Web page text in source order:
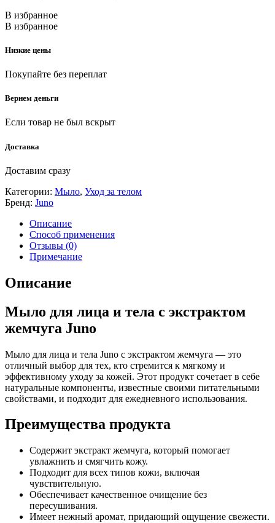
В избранное
В избранное
Низкие цены
Покупайте без переплат
Вернем деньги
Если товар не был вскрыт
Доставка
Доставим сразу
Категории: Мыло, Уход за телом
Бренд: Juno
Описание
Способ применения
Отзывы (0)
Примечание
Описание
Мыло для лица и тела с экстрактом
жемчуга Juno
Мыло для лица и тела Juno с экстрактом жемчуга — это
отличный выбор для тех, кто стремится к мягкому и
эффективному уходу за кожей. Этот продукт сочетает в себе
натуральные компоненты, известные своими питательными
свойствами, и подходит для ежедневного использования.
Преимущества продукта
Содержит экстракт жемчуга, который помогает
увлажнить и смягчить кожу.
Подходит для всех типов кожи, включая
чувствительную.
Обеспечивает качественное очищение без
пересушивания.
Имеет нежный аромат, придающий ощущение свежести.